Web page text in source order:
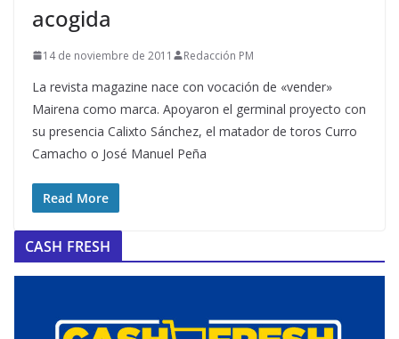
acogida
14 de noviembre de 2011 Redacción PM
La revista magazine nace con vocación de «vender»
Mairena como marca. Apoyaron el germinal proyecto con
su presencia Calixto Sánchez, el matador de toros Curro
Camacho o José Manuel Peña
Read More
CASH FRESH